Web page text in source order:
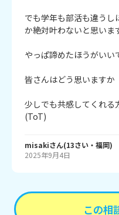
でも学年も部活も違うし
か絶対叶わないと思いま
やっぱ諦めたほうがいい
皆さんはどう思いますか
少しでも共感してくれる
(ToT)
misakiさん(13さい・ 福岡)
2025年9月4日
この相